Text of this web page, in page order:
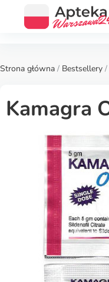
Strona główna / Bestsellery /
Kamagra